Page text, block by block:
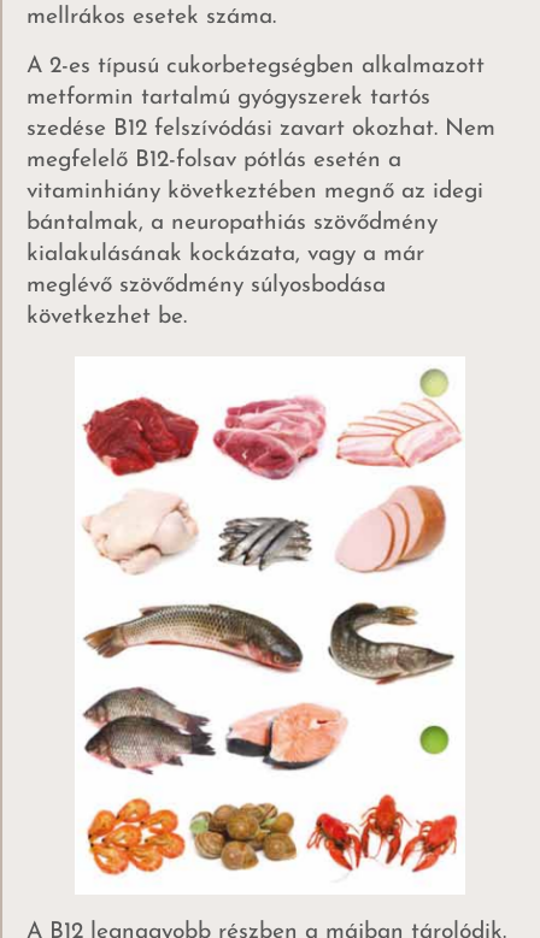
mellrákos esetek száma.
A 2-es típusú cukorbetegségben alkalmazott
metformin tartalmú gyógyszerek tartós
szedése B12 felszívódási zavart okozhat. Nem
megfelelő B12-folsav pótlás esetén a
vitaminhiány következtében megnő az idegi
bántalmak, a neuropathiás szövődmény
kialakulásának kockázata, vagy a már
meglévő szövődmény súlyosbodása
következhet be.
A B12 legnagyobb részben a májban tárolódik.